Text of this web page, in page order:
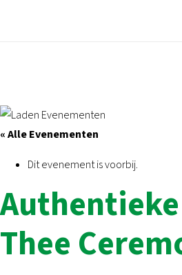
« Alle Evenementen
Dit evenement is voorbij.
Thee